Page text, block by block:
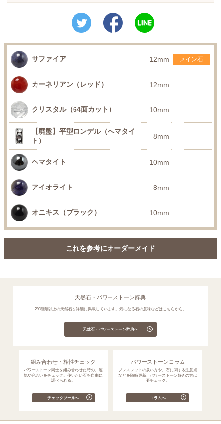
サファイア 12mm メイン石
カーネリアン（レッド） 12mm
クリスタル（64面カット） 10mm
【廃盤】平型ロンデル（ヘマタイ
ト）
8mm
ヘマタイト 10mm
アイオライト 8mm
オニキス（ブラック） 10mm
これを参考にオーダーメイド
天然石・パワーストーン辞典
230種類以上の天然石を詳細に掲載しています。気になる石の意味などはこちらから。
天然石・パワーストーン辞典へ
組み合わせ・相性チェック
パワーストーン同士を組み合わせた時の、運
気や色合いをチェック。使いたい石を自由に
調べられる。
チェックツールへ
パワーストーンコラム
ブレスレットの扱い方や、石に関する注意点
などを随時更新。パワーストーン好きの方は
要チェック。
コラムへ